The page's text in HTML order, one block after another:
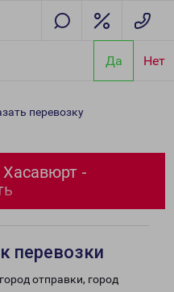
Да Нет
перевозку
Хасавюрт -
перевозки
отправки, город